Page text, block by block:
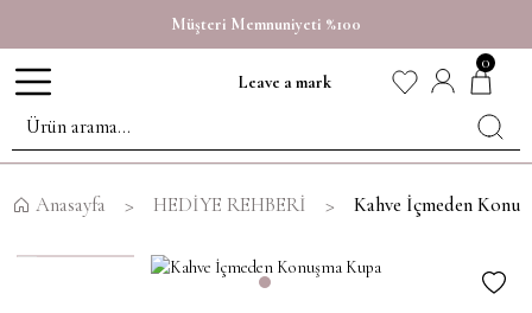
Müşteri Memnuniyeti %100
Leave a mark
0
Anasayfa HEDİYE REHBERİ Kahve İçmeden